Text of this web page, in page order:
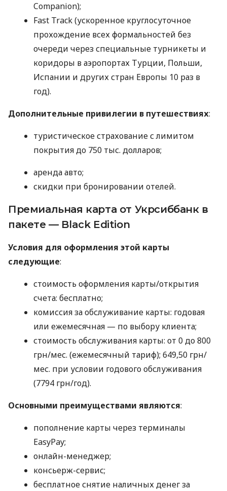
Companion);
Fast Track (ускоренное круглосуточное
прохождение всех формальностей без
очереди через специальные турникеты и
коридоры в аэропортах Турции, Польши,
Испании и других стран Европы 10 раз в
год).
Дополнительные привилегии в путешествиях:
туристическое страхование с лимитом
покрытия до 750 тыс. долларов;
аренда авто;
скидки при бронировании отелей.
Премиальная карта от Укрсиббанк в
пакете — Black Edition
Условия для оформления этой карты
следующие:
стоимость оформления карты/открытия
счета: бесплатно;
комиссия за обслуживание карты: годовая
или ежемесячная — по выбору клиента;
стоимость обслуживания карты: от 0 до 800
грн/мес. (ежемесячный тариф); 649,50 грн/
мес. при условии годового обслуживания
(7794 грн/год).
Основными преимуществами являются:
пополнение карты через терминалы
EasyPay;
онлайн-менеджер;
консьерж-сервис;
бесплатное снятие наличных денег за